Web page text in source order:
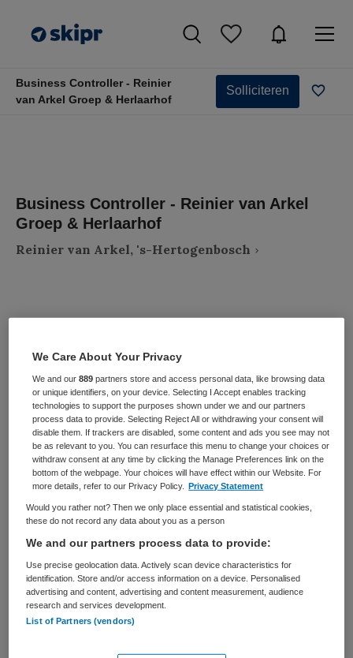
Business Controller - Reinier
van Arkel Groep & Herlaarhof
Solliciteren
Business Controller - Reinier van Arkel
Groep & Herlaarhof
Reinier van Arkel, 's-Hertogenbosch
Controller
BRANCHE
Instelling/tehuis
AANSTELLING
Tijdelijk dienstverband
PLAATSINGSDATUM
23 april 2026
NIVEAU
HBO
ERVARING
Ervaren
DIENSTVERBAND
Fulltime
Vacature niet beschikbaar
Deze vacature Business Controller - Reinier van Arkel
Groep & Herlaarhof bij Reinier van Arkel is niet meer
actueel. Hieronder staan enkele vergelijkbare vacatures
We Care About Your Privacy
We and our889 partners store and access personal data, like browsing data
or unique identifiers, on your device. Selecting I Accept enables tracking
technologies to support the purposes shown under we and our partners
process data to provide. Selecting Reject All or withdrawing your consent will
disable them. If trackers are disabled, some content and ads you see may not
be as relevant to you. You can resurface this menu to change your choices or
withdraw consent at any time by clicking the Manage Preferences link on the
bottom of the webpage. Your choices will have effect within our Website. For
more details, refer to our Privacy Policy.
Privacy Statement
Would you rather not? Then we only place essential and statistical cookies,
these do not record any data about you as a person
We and our partners process data to provide:
Use precise geolocation data. Actively scan device characteristics for
identification. Store and/or access information on a device. Personalised
advertising and content, advertising and content measurement, audience
research and services development.
List of Partners (vendors)